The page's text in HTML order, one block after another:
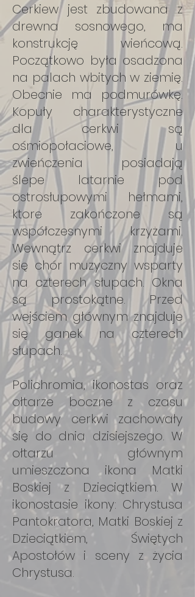
Cerkiew jest zbudowana z
drewna sosnowego, ma
konstrukcję wieńcową.
Początkowo była osadzona
na palach wbitych w ziemię.
Obecnie ma podmurówkę.
Kopuły charakterystyczne
dla cerkwi są
ośmiopołaciowe, u
zwieńczenia posiadają
ślepe latarnie pod
ostrosłupowymi hełmami,
ktore zakończone są
współczesnymi krzyżami.
Wewnątrz cerkwi znajduje
się chór muzyczny wsparty
na czterech słupach. Okna
są prostokątne. Przed
wejściem głównym znajduje
się ganek na czterech
słupach.
Polichromia, ikonostas oraz
ołtarze boczne z czasu
budowy cerkwi zachowały
się do dnia dzisiejszego. W
ołtarzu głównym
umieszczona ikona Matki
Boskiej z Dzieciątkiem. W
ikonostasie ikony: Chrystusa
Pantokratora, Matki Boskiej z
Dzieciątkiem, Świętych
Apostołów i sceny z życia
Chrystusa.